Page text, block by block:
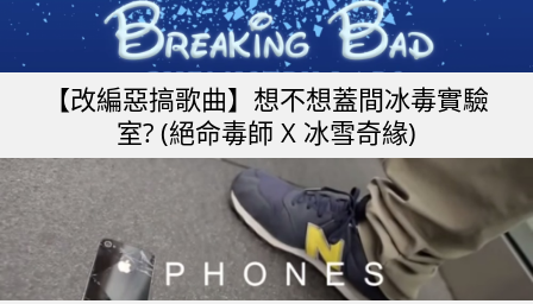
【改編惡搞歌曲】想不想蓋間冰毒實驗
室? (絕命毒師 X 冰雪奇緣)